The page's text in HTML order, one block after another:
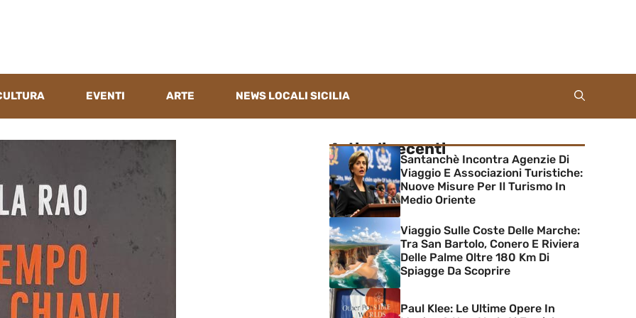
EVENTI ARTE NEWS LOCALI SICILIA
Articoli recenti
Santanchè Incontra Agenzie Di
Viaggio E Associazioni Turistiche:
Nuove Misure Per Il Turismo In
Medio Oriente
Viaggio Sulle Coste Delle Marche:
Tra San Bartolo, Conero E Riviera
Delle Palme Oltre 180 Km Di
Spiagge Da Scoprire
Paul Klee: Le Ultime Opere In